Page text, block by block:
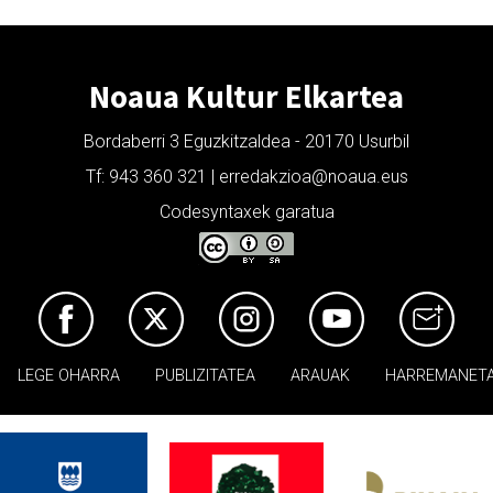
Noaua Kultur Elkartea
Bordaberri 3 Eguzkitzaldea - 20170 Usurbil
Tf: 943 360 321 | erredakzioa@noaua.eus
Codesyntaxek garatua
LEGE OHARRA PUBLIZITATEA ARAUAK